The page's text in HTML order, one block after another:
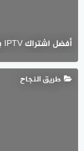
أفضل اشتراك IPTV بالسعودية لمشاهدة القنوات العالمية بدون تقطيع
طريق النجاح